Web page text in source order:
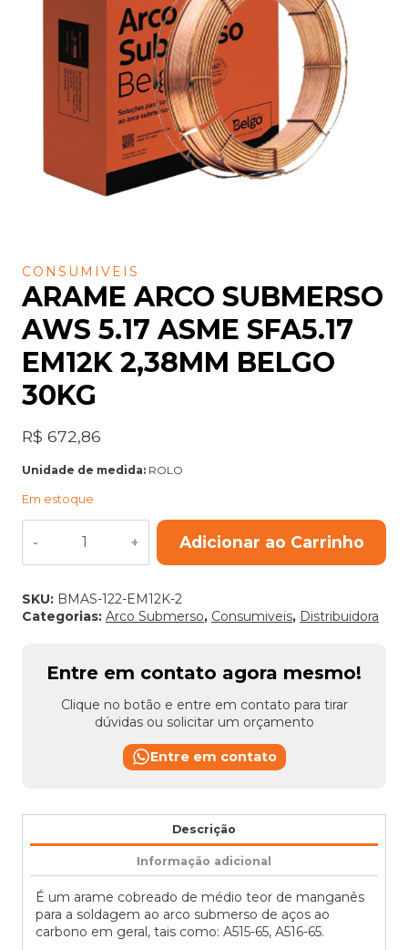
CONSUMIVEIS
ARAME ARCO SUBMERSO
AWS 5.17 ASME SFA5.17
EM12K 2,38MM BELGO
30KG
R$ 672,86
Unidade de medida: ROLO
Em estoque
ARCO
SUBMERSO
5.17
ASME
2,38MM
BELGO
Adicionar ao Carrinho
SKU: BMAS-122-EM12K-2
Categorias: Arco Submerso, Consumiveis, Distribuidora
Entre em contato agora mesmo!
Clique no botão e entre em contato para tirar
dúvidas ou solicitar um orçamento
Entre em contato
Descrição
Informação adicional
É um arame cobreado de médio teor de manganês
para a soldagem ao arco submerso de aços ao
carbono em geral, tais como: A515-65, A516-65.